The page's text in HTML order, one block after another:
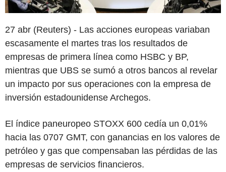
27 abr (Reuters) - Las acciones europeas variaban
escasamente el martes tras los resultados de
empresas de primera línea como HSBC y BP,
mientras que UBS se sumó a otros bancos al revelar
un impacto por sus operaciones con la empresa de
inversión estadounidense Archegos.
El índice paneuropeo STOXX 600 cedía un 0,01%
hacia las 0707 GMT, con ganancias en los valores de
petróleo y gas que compensaban las pérdidas de las
empresas de servicios financieros.